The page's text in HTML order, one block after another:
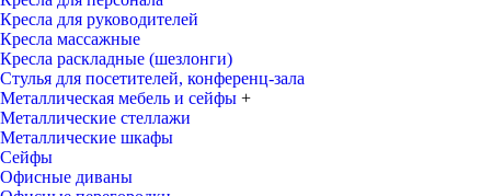
Кресла для руководителей
Кресла массажные
Кресла раскладные (шезлонги)
Стулья для посетителей, конференц-зала
Металлическая мебель и сейфы +
Металлические стеллажи
Металлические шкафы
Сейфы
Офисные диваны